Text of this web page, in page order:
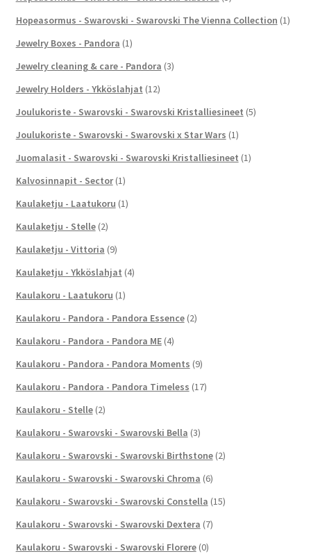
Hopeasormus - Swarovski - Swarovski The Vienna Collection (1)
Jewelry Boxes - Pandora (1)
Jewelry cleaning & care - Pandora (3)
Jewelry Holders - Ykköslahjat (12)
Joulukoriste - Swarovski - Swarovski Kristalliesineet (5)
Joulukoriste - Swarovski - Swarovski x Star Wars (1)
Juomalasit - Swarovski - Swarovski Kristalliesineet (1)
Kalvosinnapit - Sector (1)
Kaulaketju - Laatukoru (1)
Kaulaketju - Stelle (2)
Kaulaketju - Vittoria (9)
Kaulaketju - Ykköslahjat (4)
Kaulakoru - Laatukoru (1)
Kaulakoru - Pandora - Pandora Essence (2)
Kaulakoru - Pandora - Pandora ME (4)
Kaulakoru - Pandora - Pandora Moments (9)
Kaulakoru - Pandora - Pandora Timeless (17)
Kaulakoru - Stelle (2)
Kaulakoru - Swarovski - Swarovski Bella (3)
Kaulakoru - Swarovski - Swarovski Birthstone (2)
Kaulakoru - Swarovski - Swarovski Chroma (6)
Kaulakoru - Swarovski - Swarovski Constella (15)
Kaulakoru - Swarovski - Swarovski Dextera (7)
Kaulakoru - Swarovski - Swarovski Florere (0)